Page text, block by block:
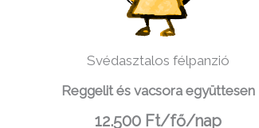
Svédasztalos félpanzió
Reggelit és vacsora együttesen
12.500 Ft/fő/nap